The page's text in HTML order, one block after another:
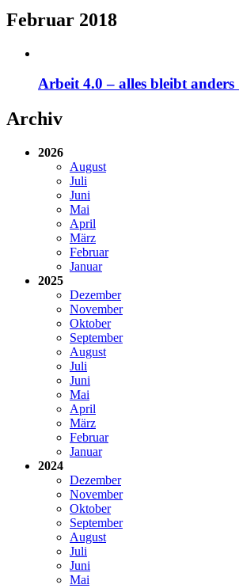
Februar 2018
Arbeit 4.0 – alles bleibt anders
Archiv
2026
August
Juli
Juni
Mai
April
März
Februar
Januar
2025
Dezember
November
Oktober
September
August
Juli
Juni
Mai
April
März
Februar
Januar
2024
Dezember
November
Oktober
September
August
Juli
Juni
Mai